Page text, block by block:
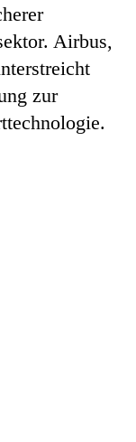
Airbus,
zur